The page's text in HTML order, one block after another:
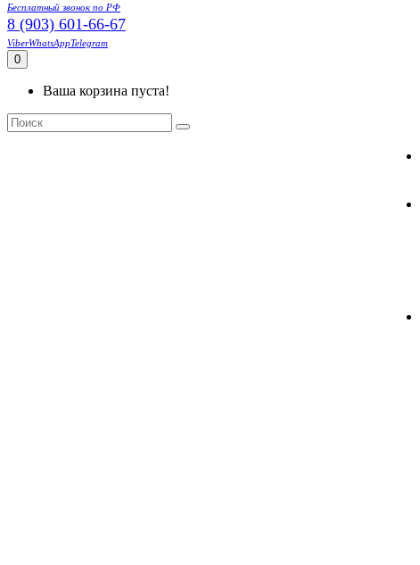
Бесплатный звонок по РФ
8 (903) 601-66-67
ViberWhatsAppTelegram
0
Ваша корзина пуста!